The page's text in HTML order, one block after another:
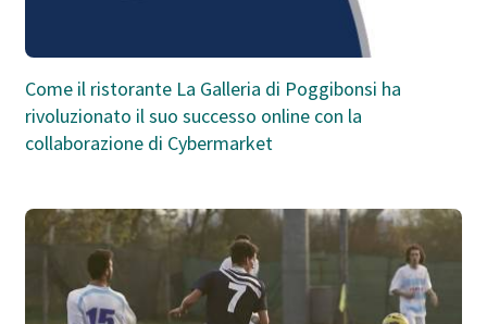
Come il ristorante La Galleria di Poggibonsi ha
rivoluzionato il suo successo online con la
collaborazione di Cybermarket